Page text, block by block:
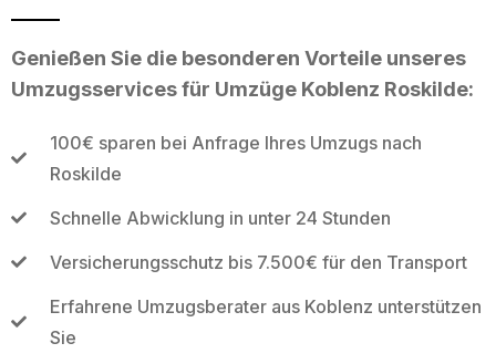
Genießen Sie die besonderen Vorteile unseres
Umzugsservices für Umzüge Koblenz Roskilde:
100€ sparen bei Anfrage Ihres Umzugs nach
Roskilde
Schnelle Abwicklung in unter 24 Stunden
Versicherungsschutz bis 7.500€ für den Transport
Erfahrene Umzugsberater aus Koblenz unterstützen
Sie